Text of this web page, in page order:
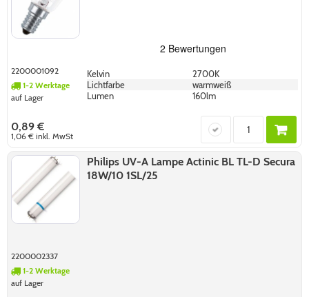
2200001092
1-2 Werktage
auf Lager
Kelvin
2700K
Lichtfarbe
warmweiß
Lumen
160lm
0,89 €
1,06 €inkl. MwSt
Philips UV-A Lampe Actinic BL TL-D Secura
18W/10 1SL/25
2200002337
1-2 Werktage
auf Lager